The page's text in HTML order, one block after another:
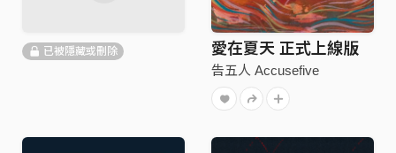
已被隱藏或刪除 愛在夏天 正式上線版
告五人 Accusefive